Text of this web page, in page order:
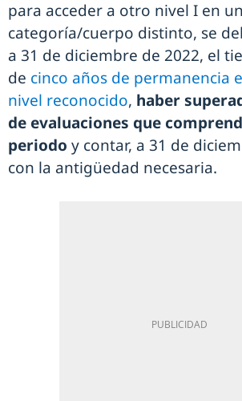
para acceder a otro nivel I en
categoría/cuerpo distinto, se
a 31 de diciembre de 2022, el
de cinco años de permanencia
nivel reconocido, haber
de evaluaciones que
periodo y contar, a 31 de
con la antigüedad necesaria.